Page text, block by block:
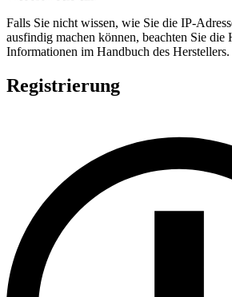
Falls Sie nicht wissen, wie Sie die IP-
ausfindig machen können, beachten Sie die
Informationen im Handbuch des Herstellers.
Registrierung